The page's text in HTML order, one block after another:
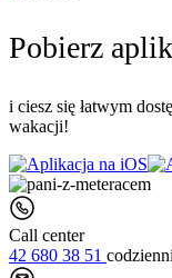
Pobierz
i ciesz się łatwym
wakacji!
Call center
42 680 38 51